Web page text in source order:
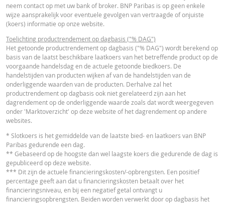
FINANCIEEL OVERZICHT
Financial Information URL
Cost Report
RECENTE KOERSINFORMATIE
Latest Product Quotes
neem contact op met uw bank of broker. BNP Paribas is op geen enkele
wijze aansprakelijk voor eventuele gevolgen van vertraagde of onjuiste
(koers) informatie op onze website.
Toelichting productrendement op dagbasis ("% DAG")
Het getoonde productrendement op dagbasis ("% DAG") wordt berekend op
basis van de laatst beschikbare laatkoers van het betreffende product op de
voorgaande handelsdag en de actuele getoonde biedkoers. De
handelstijden van producten wijken af van de handelstijden van de
onderliggende waarden van de producten. Derhalve zal het
productrendement op dagbasis ook niet gerelateerd zijn aan het
dagrendement op de onderliggende waarde zoals dat wordt weergegeven
onder 'Marktoverzicht' op deze website of het dagrendement op andere
websites.
* Slotkoers is het gemiddelde van de laatste bied- en laatkoers van BNP
Paribas gedurende een dag.
** Gebaseerd op de hoogste dan wel laagste koers die gedurende de dag is
gepubliceerd op deze website.
*** Dit zijn de actuele financieringskosten/-opbrengsten. Een positief
percentage geeft aan dat u financieringskosten betaalt over het
financieringsniveau, en bij een negatief getal ontvangt u
financieringsopbrengsten. Beiden worden verwerkt door op dagbasis het